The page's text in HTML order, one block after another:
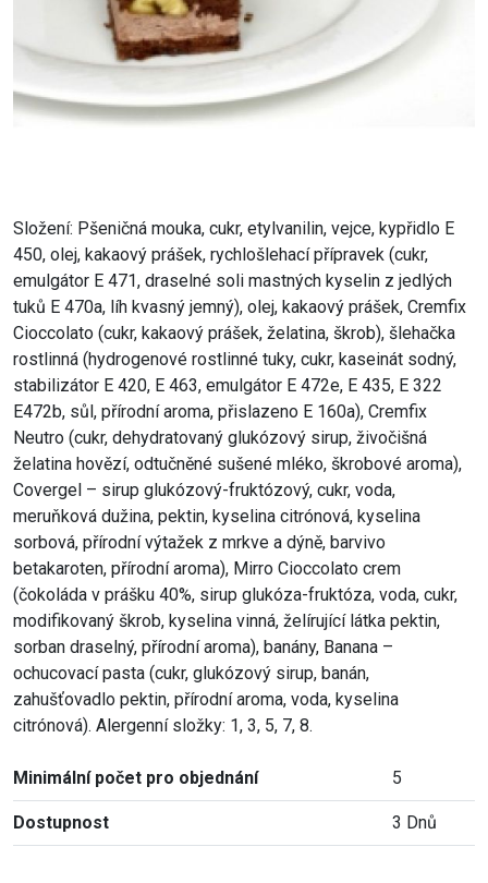
Složení: Pšeničná mouka, cukr, etylvanilin, vejce, kypřidlo E
450, olej, kakaový prášek, rychlošlehací přípravek (cukr,
emulgátor E 471, draselné soli mastných kyselin z jedlých
tuků E 470a, líh kvasný jemný), olej, kakaový prášek, Cremfix
Cioccolato (cukr, kakaový prášek, želatina, škrob), šlehačka
rostlinná (hydrogenové rostlinné tuky, cukr, kaseinát sodný,
stabilizátor E 420, E 463, emulgátor E 472e, E 435, E 322
E472b, sůl, přírodní aroma, přislazeno E 160a), Cremfix
Neutro (cukr, dehydratovaný glukózový sirup, živočišná
želatina hovězí, odtučněné sušené mléko, škrobové aroma),
Covergel – sirup glukózový-fruktózový, cukr, voda,
meruňková dužina, pektin, kyselina citrónová, kyselina
sorbová, přírodní výtažek z mrkve a dýně, barvivo
betakaroten, přírodní aroma), Mirro Cioccolato crem
(čokoláda v prášku 40%, sirup glukóza-fruktóza, voda, cukr,
modifikovaný škrob, kyselina vinná, želírující látka pektin,
sorban draselný, přírodní aroma), banány, Banana –
ochucovací pasta (cukr, glukózový sirup, banán,
zahušťovadlo pektin, přírodní aroma, voda, kyselina
citrónová). Alergenní složky: 1, 3, 5, 7, 8.
Minimální počet pro objednání 5
Dostupnost 3 Dnů